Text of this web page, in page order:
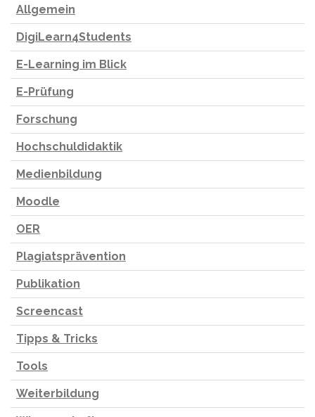
Allgemein
DigiLearn4Students
E-Learning im Blick
E-Prüfung
Forschung
Hochschuldidaktik
Medienbildung
Moodle
OER
Plagiatsprävention
Publikation
Screencast
Tipps & Tricks
Tools
Weiterbildung